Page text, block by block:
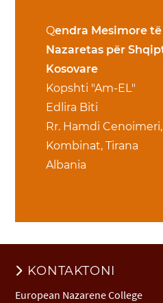
Qendra Mesimore
Nazaretas për
Kosovare
Kopshti "Am-EL"
Edlira Biti
Rr. Hamdi
Kombinat, Tirana
Albania
KONTAKTONI
European Nazarene College